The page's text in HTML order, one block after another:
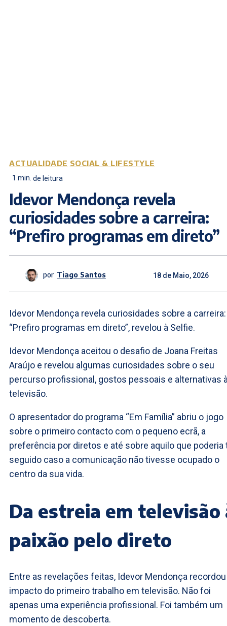
ACTUALIDADE SOCIAL & LIFESTYLE
1 min. de leitura
Idevor Mendonça revela
curiosidades sobre a carreira:
“Prefiro programas em direto”
por Tiago Santos 18 de Maio, 2026
Idevor Mendonça revela curiosidades sobre a carreira:
“Prefiro programas em direto”, revelou à Selfie.
Idevor Mendonça aceitou o desafio de Joana Freitas
Araújo e revelou algumas curiosidades sobre o seu
percurso profissional, gostos pessoais e alternativas
televisão.
O apresentador do programa “Em Família” abriu o jogo
sobre o primeiro contacto com o pequeno ecrã, a
preferência por diretos e até sobre aquilo que poderia
seguido caso a comunicação não tivesse ocupado o
centro da sua vida.
Da estreia em televisão
paixão pelo direto
Entre as revelações feitas, Idevor Mendonça
impacto do primeiro trabalho em televisão. Não foi
apenas uma experiência profissional. Foi também um
momento de descoberta.